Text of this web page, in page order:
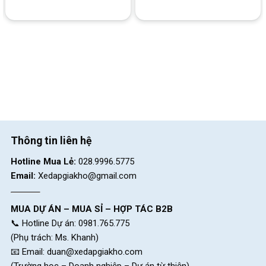
SKU:
Thông tin liên hệ
Hotline Mua Lẻ: 028.9996.5775
Email: Xedapgiakho@gmail.com
MUA DỰ ÁN – MUA SỈ – HỢP TÁC B2B
📞 Hotline Dự án: 0981.765.775
(Phụ trách: Ms. Khanh)
📧 Email: duan@xedapgiakho.com